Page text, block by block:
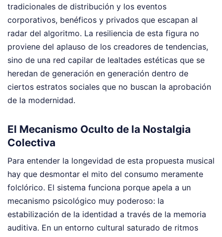
tradicionales de distribución y los eventos
corporativos, benéficos y privados que escapan al
radar del algoritmo. La resiliencia de esta figura no
proviene del aplauso de los creadores de tendencias,
sino de una red capilar de lealtades estéticas que se
heredan de generación en generación dentro de
ciertos estratos sociales que no buscan la aprobación
de la modernidad.
El Mecanismo Oculto de la Nostalgia
Colectiva
Para entender la longevidad de esta propuesta musical
hay que desmontar el mito del consumo meramente
folclórico. El sistema funciona porque apela a un
mecanismo psicológico muy poderoso: la
estabilización de la identidad a través de la memoria
auditiva. En un entorno cultural saturado de ritmos